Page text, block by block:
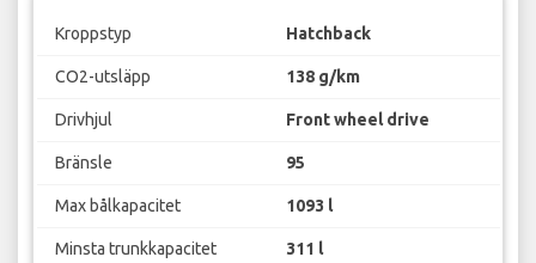
Kroppstyp Hatchback
CO2-utsläpp 138 g/km
Drivhjul Front wheel drive
Bränsle 95
Max bålkapacitet 1093 l
Minsta trunkkapacitet 311 l